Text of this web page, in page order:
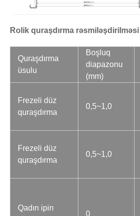
Rolik quraşdırma
Quraşdırma
üsulu
Boşluq
diapazonu
(mm)
Frezeli düz
quraşdırma
0,5~1,0
Frezeli düz
quraşdırma
0,5~1,0
Qadın ipin
0